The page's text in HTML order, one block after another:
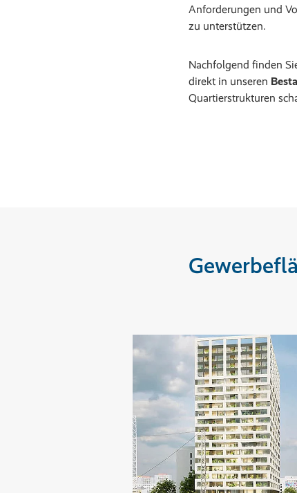
Anforderungen und
zu unterstützen.
Nachfolgend finden
direkt in unseren
Quartierstrukturen